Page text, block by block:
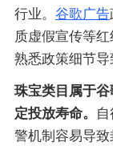
行业。 谷歌广告
质虚假宣传等
熟悉政策细节导
珠宝类目属于
定投放寿命。
警机制容易导